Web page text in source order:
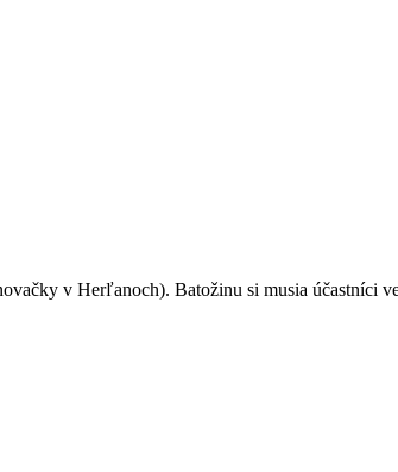
v Herľanoch). Batožinu si musia